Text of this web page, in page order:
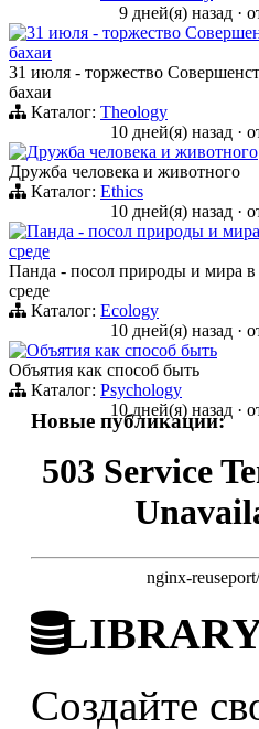
9 дней(я) назад ·
31 июля - торжество
бахаи
31 июля - торжество
бахаи
Каталог: Theology
10 дней(я) назад ·
Дружба человека и животного
Дружба человека и животного
Каталог: Ethics
10 дней(я) назад ·
Панда - посол природы и
среде
Панда - посол природы и мира в
среде
Каталог: Ecology
10 дней(я) назад ·
Объятия как способ быть
Объятия как способ быть
Каталог: Psychology
10 дней(я) назад ·
Новые публикации:
503 Service
nginx-
Создайте